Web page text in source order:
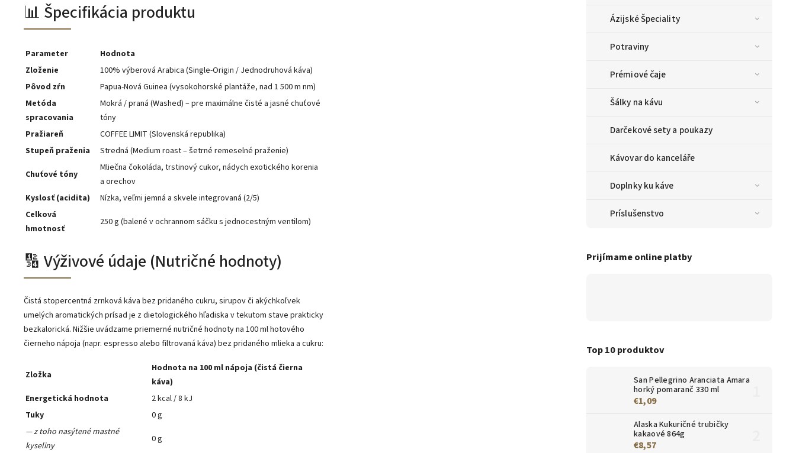
Ázijské Špeciality
Potraviny
Prémiové čaje
Šálky na kávu
Darčekové sety a poukazy
Kávovar do kanceláře
Doplnky ku káve
Príslušenstvo
Prijímame online platby
Top 10 produktov
San Pellegrino Aranciata Amara
horký pomaranč 330 ml
€1,09
Alaska Kukuričné trubičky
kakaové 864g
€8,57
📊 Špecifikácia produktu
Parameter
Hodnota
Zloženie
100% výberová Arabica (Single-Origin / Jednodruhová káva)
Pôvod zŕn
Papua-Nová Guinea (vysokohorské plantáže, nad 1 500 m nm)
Metóda
spracovania
Mokrá / praná (Washed) – pre maximálne čisté a jasné chuťové
tóny
Pražiareň
COFFEE LIMIT (Slovenská republika)
Stupeň praženia
Stredná (Medium roast – šetrné remeselné praženie)
Chuťové tóny
Mliečna čokoláda, trstinový cukor, nádych exotického korenia
a orechov
Kyslosť (acidita)
Nízka, veľmi jemná a skvele integrovaná (2/5)
Celková
hmotnosť
250 g (balené v ochrannom sáčku s jednocestným ventilom)
🔢 Výživové údaje (Nutričné ​​hodnoty)
Čistá stopercentná zrnková káva bez pridaného cukru, sirupov či akýchkoľvek
umelých aromatických prísad je z dietologického hľadiska v tekutom stave prakticky
bezkalorická. Nižšie uvádzame priemerné nutričné ​​hodnoty na 100 ml hotového
čierneho nápoja (napr. espresso alebo filtrovaná káva) bez pridaného mlieka a cukru:
Zložka
Hodnota na 100 ml nápoja (čistá čierna
káva)
Energetická hodnota
2 kcal / 8 kJ
Tuky
0 g
— z toho nasýtené mastné
kyseliny
0 g